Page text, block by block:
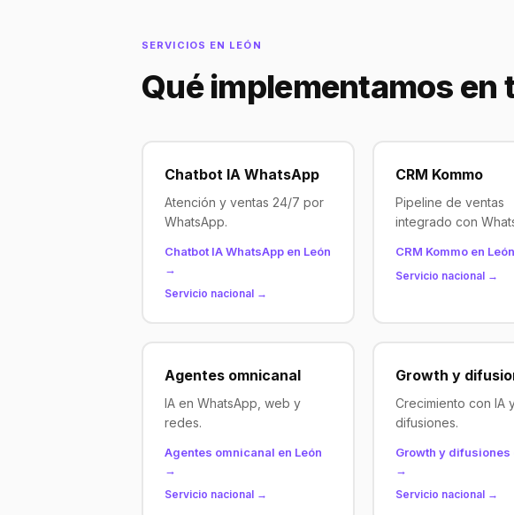
SERVICIOS EN LEÓN
Qué implementamos en
Chatbot IA WhatsApp
Atención y ventas 24/7 por
WhatsApp.
Chatbot IA WhatsApp en León
→
Servicio nacional →
CRM Kommo
Pipeline de ventas
integrado con
CRM Kommo en
Servicio nacional →
Agentes omnicanal
IA en WhatsApp, web y
redes.
Agentes omnicanal en León
→
Servicio nacional →
Growth y
Crecimiento con IA
difusiones.
Growth y difusiones
→
Servicio nacional →